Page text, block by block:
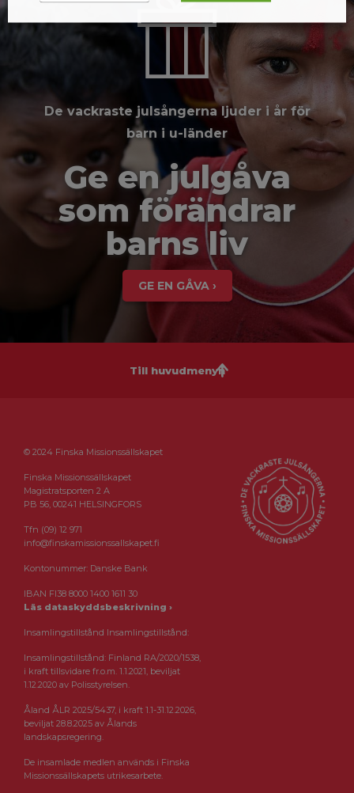
De vackraste julsångerna ljuder i år för
barn i u-länder
Ge en julgåva
som förändrar
barns liv
GE EN GÅVA ›
Till huvudmenyn
© 2024 Finska Missionssällskapet
Finska Missionssällskapet
Magistratsporten 2 A
PB 56, 00241 HELSINGFORS
Tfn (09) 12 971
info@finskamissionssallskapet.fi
Kontonummer: Danske Bank
IBAN FI38 8000 1400 1611 30
Läs dataskyddsbeskrivning ›
Insamlingstillstånd Insamlingstillstånd:
Insamlingstillstånd: Finland RA/2020/1538,
i kraft tillsvidare fr.o.m. 1.1.2021, beviljat
1.12.2020 av Polisstyrelsen.
Åland ÅLR 2025/5437, i kraft 1.1-31.12.2026,
beviljat 28.8.2025 av Ålands
landskapsregering.
De insamlade medlen används i Finska
Missionssällskapets utrikesarbete.